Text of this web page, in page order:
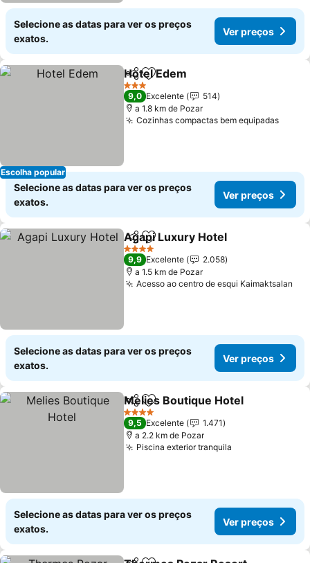
Selecione as datas para ver os preços
exatos.
Ver preços
Escolha popular
PartilharAdicionar aos favoritos
Hotel Edem
3 Estrelas
9,0 Excelente
514
a 1.8 km de Pozar
Cozinhas compactas bem equipadasVer
Selecione as datas para ver os preços
exatos.
Ver preços
PartilharAdicionar aos favoritos
Agapi Luxury Hotel
4 Estrelas
9,9 Excelente
2.058
a 1.5 km de Pozar
Acesso ao centro de esqui Kaimaktsalan
Selecione as datas para ver os preços
exatos.
Ver preços
PartilharAdicionar aos favoritos
Melies Boutique Hotel
4 Estrelas
9,5 Excelente
1.471
a 2.2 km de Pozar
Piscina exterior tranquila
Selecione as datas para ver os preços
exatos.
Ver preços